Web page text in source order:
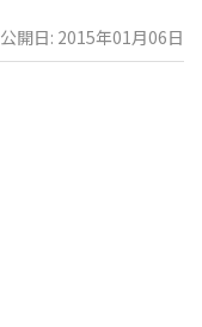
公開日: 2015年01月06日